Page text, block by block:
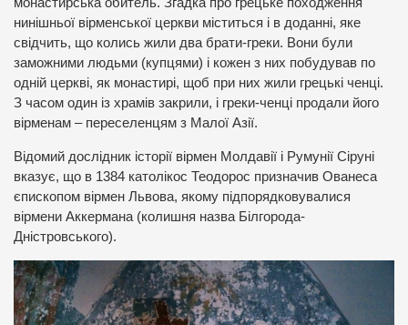
монастирська обитель. Згадка про грецьке походження
нинішньої вірменської церкви міститься і в доданні, яке
свідчить, що колись жили два брати-греки. Вони були
заможними людьми (купцями) і кожен з них побудував по
одній церкві, як монастирі, щоб при них жили грецькі ченці.
З часом один із храмів закрили, і греки-ченці продали його
вірменам – переселенцям з Малої Азії.
Відомий дослідник історії вірмен Молдавії і Румунії Сіруні
вказує, що в 1384 католікос Теодорос призначив Ованеса
єпископом вірмен Львова, якому підпорядковувалися
вірмени Аккермана (колишня назва Білгорода-
Дністровського).